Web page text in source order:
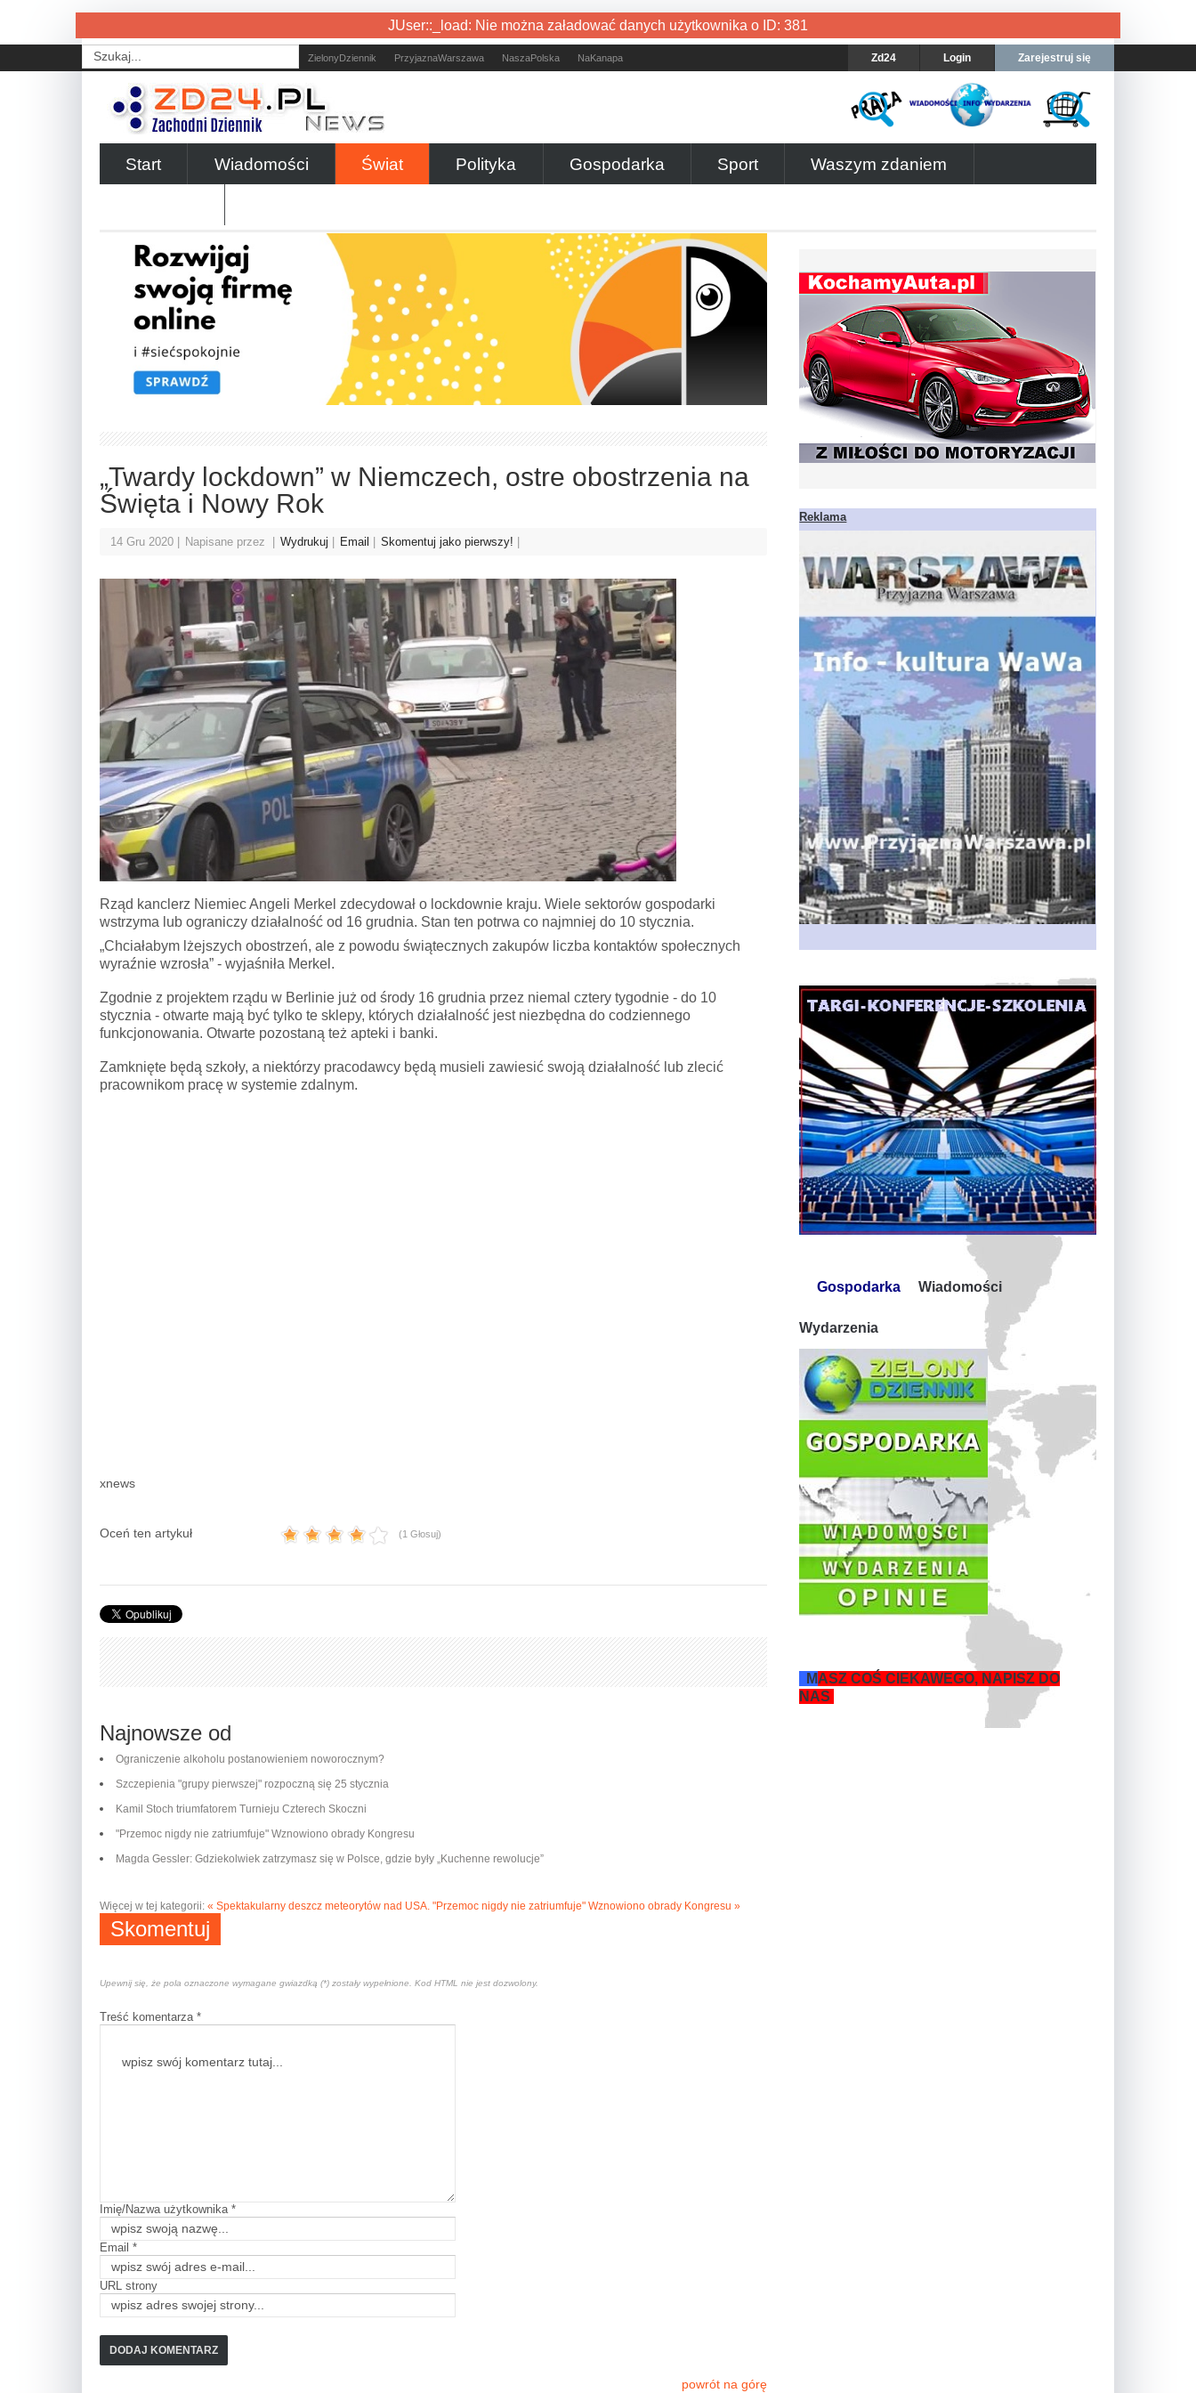
JUser::_load: Nie można załadować danych użytkownika o ID: 381
Start Wiadomości Świat Polityka Gospodarka Sport Waszym zdaniem
„Twardy lockdown” w Niemczech, ostre obostrzenia na
Święta i Nowy Rok
14 Gru 2020 Napisane przez Wydrukuj Email Skomentuj jako pierwszy!
Rząd kanclerz Niemiec Angeli Merkel zdecydował o lockdownie kraju. Wiele sektorów gospodarki
wstrzyma lub ograniczy działalność od 16 grudnia. Stan ten potrwa co najmniej do 10 stycznia.
„Chciałabym lżejszych obostrzeń, ale z powodu świątecznych zakupów liczba kontaktów społecznych
wyraźnie wzrosła” - wyjaśniła Merkel.
Zgodnie z projektem rządu w Berlinie już od środy 16 grudnia przez niemal cztery tygodnie - do 10
stycznia - otwarte mają być tylko te sklepy, których działalność jest niezbędna do codziennego
funkcjonowania. Otwarte pozostaną też apteki i banki.
Zamknięte będą szkoły, a niektórzy pracodawcy będą musieli zawiesić swoją działalność lub zlecić
pracownikom pracę w systemie zdalnym.
xnews
Oceń ten artykuł (1 Głosuj)
Najnowsze od
Ograniczenie alkoholu postanowieniem noworocznym?
Szczepienia "grupy pierwszej" rozpoczną się 25 stycznia
Kamil Stoch triumfatorem Turnieju Czterech Skoczni
"Przemoc nigdy nie zatriumfuje" Wznowiono obrady Kongresu
Magda Gessler: Gdziekolwiek zatrzymasz się w Polsce, gdzie były „Kuchenne rewolucje”
Więcej w tej kategorii: « Spektakularny deszcz meteorytów nad USA. "Przemoc nigdy nie zatriumfuje" Wznowiono obrady Kongresu »
Skomentuj
Upewnij się, że pola oznaczone wymagane gwiazdką (*) zostały wypełnione. Kod HTML nie jest dozwolony.
Treść komentarza *
Imię/Nazwa użytkownika *
Email *
URL strony
powrót na górę
Reklama
GospodarkaWiadomości
Wydarzenia
MASZ COŚ CIEKAWEGO, NAPISZ DO
NAS
ZielonyDziennik PrzyjaznaWarszawa NaszaPolska NaKanapa Zd24 Login Zarejestruj się